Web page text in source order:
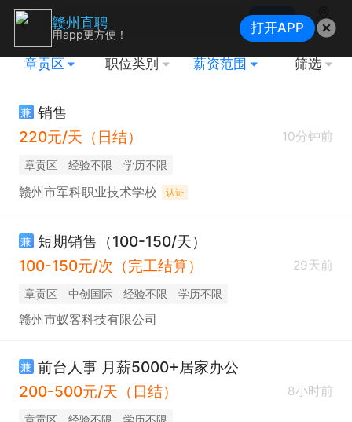
搜索
地图
章贡区 职位类别 薪资范围 筛选
兼 销售
220元/天（日结）
10分钟前
章贡区 经验不限 学历不限
赣州市军科职业技术学校 认证
兼 短期销售（100-150/天）
100-150元/次（完工结算）
29天前
章贡区 中创国际 经验不限 学历不限
赣州市蚁客科技有限公司
兼 前台人事 月薪5000+居家办公
200-500元/天（日结）
8小时前
章贡区 经验不限 学历不限
赣州直聘
用app更方便！ 打开APP